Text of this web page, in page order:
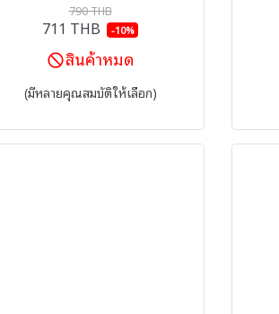
790 THB
711 THB -10%
สินค้าหมด
(มีหลายคุณสมบัติให้เลือก)